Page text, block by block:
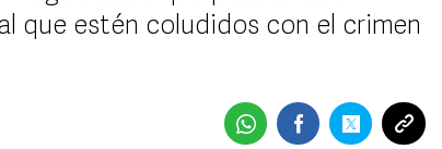
que estén coludidos con el crimen